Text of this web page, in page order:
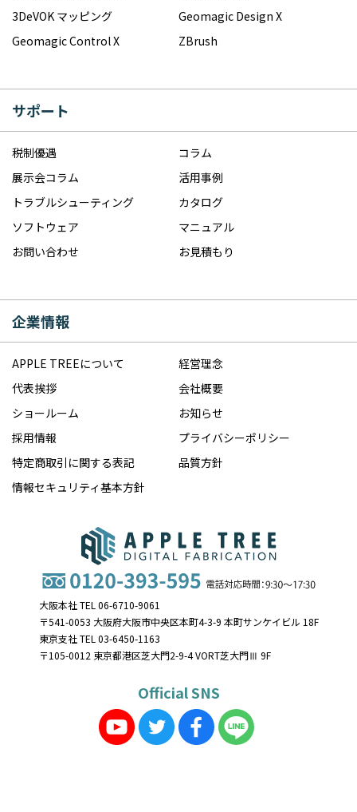
3DeVOK マッピング
Geomagic Design X
Geomagic Control X
ZBrush
サポート
税制優遇
コラム
展示会コラム
活用事例
トラブルシューティング
カタログ
ソフトウェア
マニュアル
お問い合わせ
お見積もり
企業情報
APPLE TREEについて
経営理念
代表挨拶
会社概要
ショールーム
お知らせ
採用情報
プライバシーポリシー
特定商取引に関する表記
品質方針
情報セキュリティ基本方針
大阪本社 TEL 06-6710-9061
〒541-0053 大阪府大阪市中央区本町4-3-9 本町サンケイビル 18F
東京支社 TEL 03-6450-1163
〒105-0012 東京都港区芝大門2-9-4 VORT芝大門Ⅲ 9F
Official SNS